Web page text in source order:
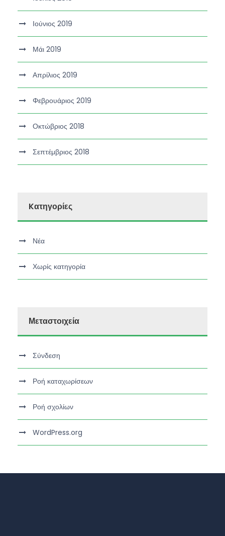
Ιούνιος 2019
Μάι 2019
Απρίλιος 2019
Φεβρουάριος 2019
Οκτώβριος 2018
Σεπτέμβριος 2018
Kατηγορίες
Νέα
Χωρίς κατηγορία
Μεταστοιχεία
Σύνδεση
Ροή καταχωρίσεων
Ροή σχολίων
WordPress.org